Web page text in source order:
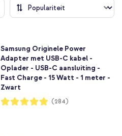
Samsung Originele Power
Adapter met USB-C kabel -
Oplader - USB-C aansluiting -
Fast Charge - 15 Watt - 1 meter -
Zwart
Waardering:
98%
(284)